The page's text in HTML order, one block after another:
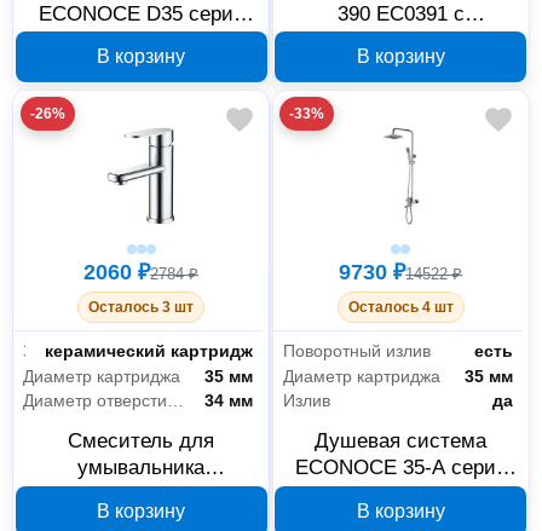
ECONOCE D35 серия
В корзину
390 EC0391 с
хром
В корзину
-26%
2060 ₽2784 ₽
Осталось 3 шт
Запорный клапанкерамический картридж
Диаметр картриджа
35 мм
Диаметр отверстия в раковине
34 мм
Смеситель для
умывальника
серия 390 D35
В корзину
-33%
9730 ₽14522 ₽
Осталось 4 шт
Поворотный излив
есть
Диаметр картриджа
35 мм
Излив
да
Душевая система
ECONOCE 35-A серия
В корзину